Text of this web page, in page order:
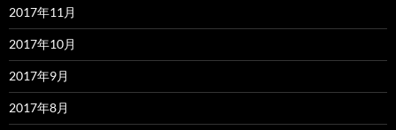
2017年11月
2017年10月
2017年9月
2017年8月